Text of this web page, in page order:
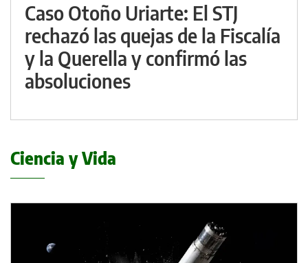
Caso Otoño Uriarte: El STJ
rechazó las quejas de la Fiscalía
y la Querella y confirmó las
absoluciones
Ciencia y Vida